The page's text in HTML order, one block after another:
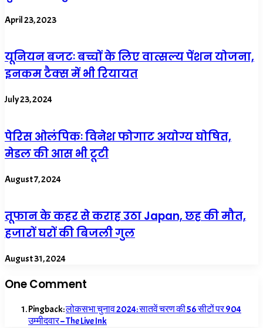
April 23, 2023
यूनियन बजटः बच्चों के लिए वात्सल्य पेंशन योजना,
इनकम टैक्स में भी रियायत
July 23, 2024
पेरिस ओलंपिकः विनेश फोगाट अयोग्य घोषित,
मेडल की आस भी टूटी
August 7, 2024
तूफान के कहर से कराह उठा Japan, छह की मौत,
हजारों घरों की बिजली गुल
August 31, 2024
One Comment
Pingback:लोकसभा चुनाव 2024: सातवें चरण की 56 सीटों पर 904
उम्मीदवार – The Live Ink